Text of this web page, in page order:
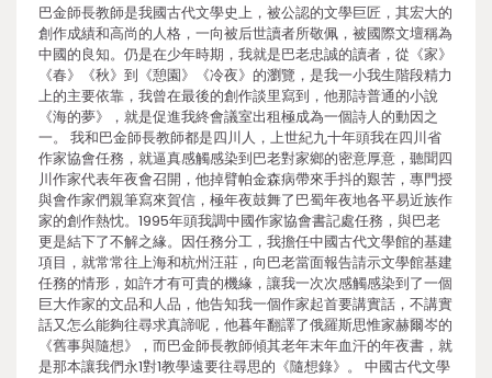
巴金師長教師是我國古代文學史上，被公認的文學巨匠，其宏大的
創作成績和高尚的人格，一向被后世讀者所敬佩，被國際文壇稱為
中國的良知。仍是在少年時期，我就是巴老忠誠的讀者，從《家》
《春》《秋》到《憩園》《冷夜》的瀏覽，是我一小我生階段精力
上的主要依靠，我曾在最後的創作談里寫到，他那詩普通的小說
《海的夢》，就是促進我終會議室出租極成為一個詩人的動因之
一。 我和巴金師長教師都是四川人，上世紀九十年頭我在四川省
作家協會任務，就逼真感觸感染到巴老對家鄉的密意厚意，聽聞四
川作家代表年夜會召開，他掉臂帕金森病帶來手抖的艱苦，專門授
與會作家們親筆寫來賀信，極年夜鼓舞了巴蜀年夜地各平易近族作
家的創作熱忱。1995年頭我調中國作家協會書記處任務，與巴老
更是結下了不解之緣。因任務分工，我擔任中國古代文學館的基建
項目，就常常往上海和杭州汪莊，向巴老當面報告請示文學館基建
任務的情形，如許才有可貴的機緣，讓我一次次感觸感染到了一個
巨大作家的文品和人品，他告知我一個作家起首要講實話，不講實
話又怎么能夠往尋求真諦呢，他暮年翻譯了俄羅斯思惟家赫爾岑的
《舊事與隨想》，而巴金師長教師傾其老年末年血汗的年夜書，就
是那本讓我們永1對1教學遠要往尋思的《隨想錄》。 中國古代文學